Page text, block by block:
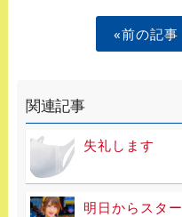
«前の記事
関連記事
失礼します
明日からスタ